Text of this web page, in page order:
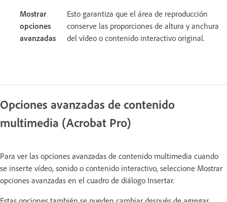
Mostrar
opciones
avanzadas
Esto garantiza que el área de reproducción
conserve las proporciones de altura y anchura
del vídeo o contenido interactivo original.
Opciones avanzadas de contenido
multimedia (Acrobat Pro)
Para ver las opciones avanzadas de contenido multimedia cuando
se inserte vídeo, sonido o contenido interactivo, seleccione Mostrar
opciones avanzadas en el cuadro de diálogo Insertar.